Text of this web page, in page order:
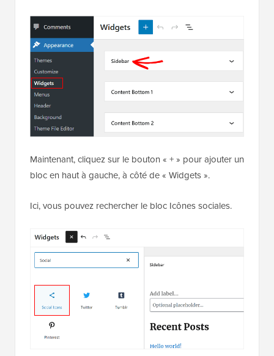
Maintenant, cliquez sur le bouton « + » pour ajouter un
bloc en haut à gauche, à côté de « Widgets ».
Ici, vous pouvez rechercher le bloc Icônes sociales.